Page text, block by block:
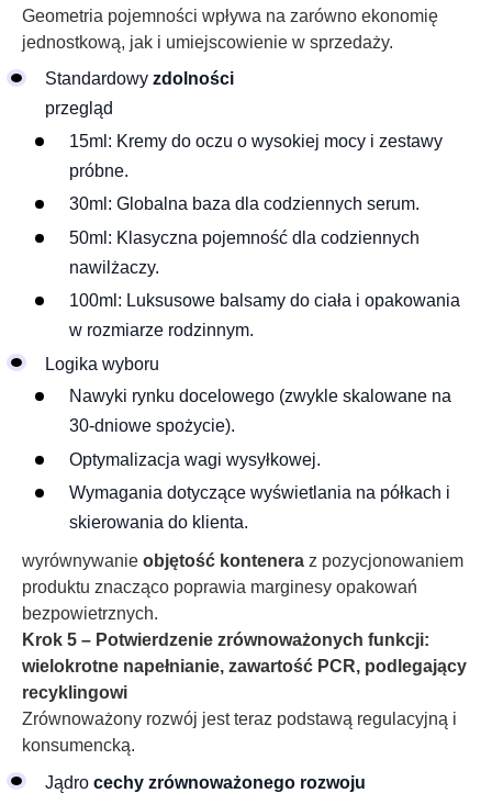
Geometria pojemności wpływa na zarówno ekonomię
jednostkową, jak i umiejscowienie w sprzedaży.
Standardowy zdolności
przegląd
15ml: Kremy do oczu o wysokiej mocy i zestawy
próbne.
30ml: Globalna baza dla codziennych serum.
50ml: Klasyczna pojemność dla codziennych
nawilżaczy.
100ml: Luksusowe balsamy do ciała i opakowania
w rozmiarze rodzinnym.
Logika wyboru
Nawyki rynku docelowego (zwykle skalowane na
30-dniowe spożycie).
Optymalizacja wagi wysyłkowej.
Wymagania dotyczące wyświetlania na półkach i
skierowania do klienta.
wyrównywanie objętość kontenera z pozycjonowaniem
produktu znacząco poprawia marginesy opakowań
bezpowietrznych.
Krok 5 – Potwierdzenie zrównoważonych funkcji:
wielokrotne napełnianie, zawartość PCR, podlegający
recyklingowi
Zrównoważony rozwój jest teraz podstawą regulacyjną i
konsumencką.
Jądro cechy zrównoważonego rozwoju